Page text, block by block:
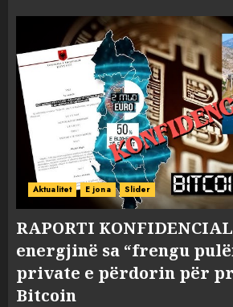
Aktualitet E jona Slider
RAPORTI
energjinë sa “frengu
private e përdorin për
Bitcoin